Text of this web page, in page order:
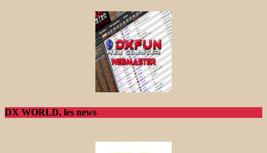
DX WORLD, les news